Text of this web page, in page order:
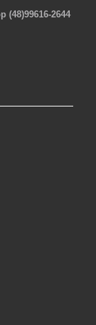
(48)99616-2644